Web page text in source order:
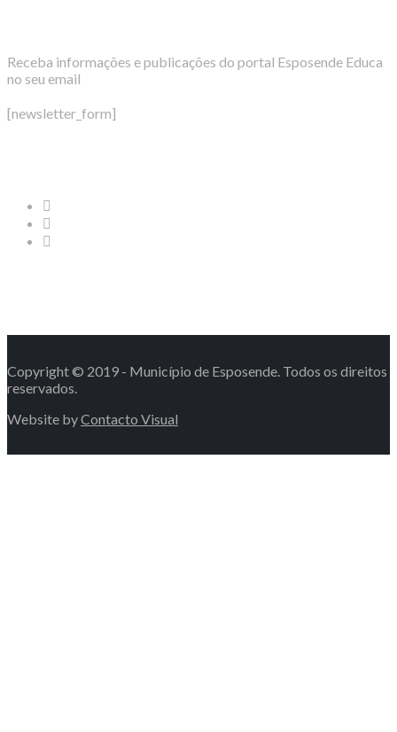
Receba informações e publicações do portal Esposende Educa
no seu email
[newsletter_form]
Copyright © 2019 - Município de Esposende. Todos os direitos
reservados.
Website byContacto Visual